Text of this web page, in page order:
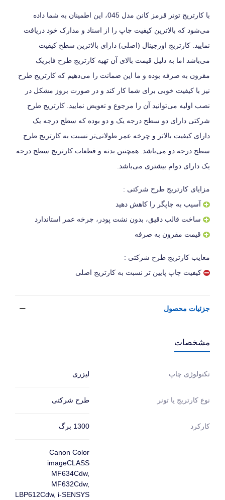
با کارتریج تونر قرمز کانن مدل 045، این اطمینان به شما داده
می‌شود که بالاترین کیفیت چاپ را از اسناد و مدارک خود دریافت
نمایید. کارتریج اورجینال (اصلی) دارای بالاترین سطح کیفیت
می‌باشد اما به دلیل قیمت بالای آن تهیه کارتریج طرح فابریک
مقرون به صرفه بوده و ما این ضمانت را می‌دهیم که کارتریج طرح
نیز با کیفیت خوبی برای شما کار کند و در صورت بروز مشکل در
نصب اولیه می‌توانید آن را مرجوع و تعویض نمایید. کارتریج طرح
شرکتی دارای دو سطح درجه یک و دو بوده که سطح درجه یک
دارای کیفیت بالاتر و چرخه عمر طولانی‌تر نسبت به کارتریج طرح
سطح درجه دو می‌باشد. همچنین بدنه و قطعات کارتریج سطح درجه
یک دارای دوام بیشتری می‌باشد.
مزایای کارتریج طرح شرکتی :
آسیب به چاپگر را کاهش دهید
ساخت قالب دقیق، بدون نشت پودر، چرخه عمر استاندارد
قیمت مقرون به صرفه
معایب کارتریج طرح شرکتی :
کیفیت چاپ پایین تر نسبت به کارتریج اصلی
جزئیات محصول
مشخصات
تکنولوژی چاپ لیزری
نوع کارتریج یا تونر طرح شرکتی
کارکرد 1300 برگ
Canon Color
imageCLASS
MF634Cdw,
MF632Cdw,
LBP612Cdw, i-SENSYS